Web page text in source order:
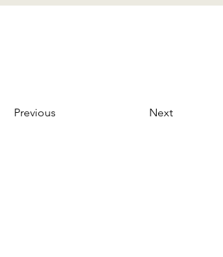
Previous Next